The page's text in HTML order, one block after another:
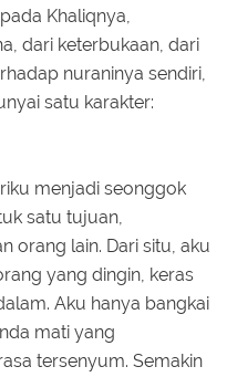
Khaliqnya,
dari keterbukaan, dari
nuraninya sendiri,
satu karakter:
menjadi seonggok
satu tujuan,
orang lain. Dari situ, aku
yang dingin, keras
Aku hanya bangkai
mati yang
tersenyum. Semakin